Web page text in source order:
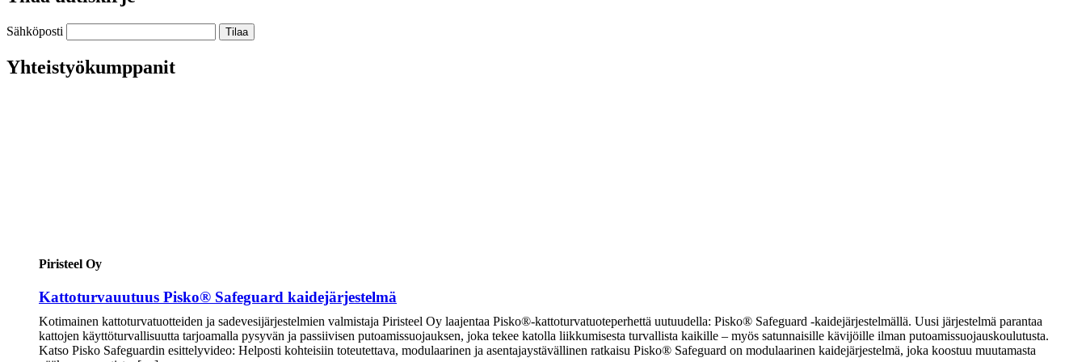
Sähköposti
Yhteistyökumppanit
Piristeel Oy
Kattoturvauutuus Pisko® Safeguard kaidejärjestelmä
Kotimainen kattoturvatuotteiden ja sadevesijärjestelmien valmistaja Piristeel Oy laajentaa Pisko®-kattoturvatuoteperhettä uutuudella: Pisko® Safeguard -kaidejärjestelmällä. Uusi järjestelmä parantaa
kattojen käyttöturvallisuutta tarjoamalla pysyvän ja passiivisen putoamissuojauksen, joka tekee katolla liikkumisesta turvallista kaikille – myös satunnaisille kävijöille ilman putoamissuojauskoulutusta.
Katso Pisko Safeguardin esittelyvideo: Helposti kohteisiin toteutettava, modulaarinen ja asentajaystävällinen ratkaisu Pisko® Safeguard on modulaarinen kaidejärjestelmä, joka koostuu muutamasta